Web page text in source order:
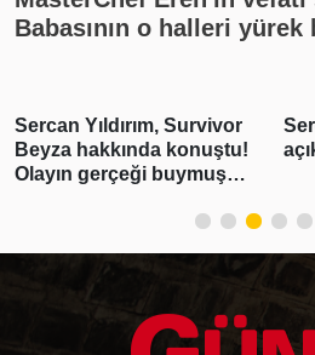
Babasının o halleri yürek
Sercan Yıldırım, Survivor
Beyza hakkında konuştu!
Olayın gerçeği buymuş…